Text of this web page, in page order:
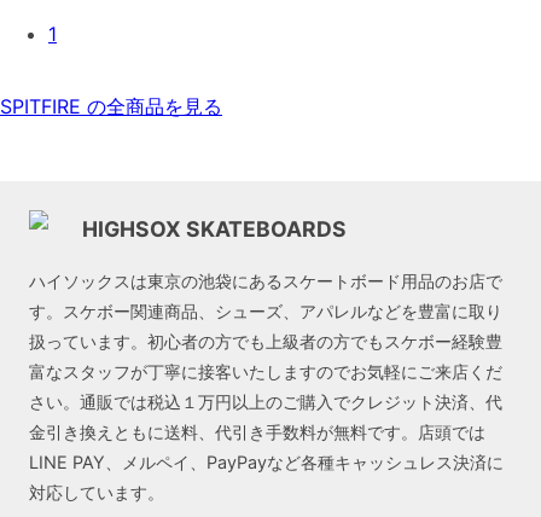
1
SPITFIRE の全商品を見る
HIGHSOX SKATEBOARDS
ハイソックスは東京の池袋にあるスケートボード用品のお店で
す。スケボー関連商品、シューズ、アパレルなどを豊富に取り
扱っています。初心者の方でも上級者の方でもスケボー経験豊
富なスタッフが丁寧に接客いたしますのでお気軽にご来店くだ
さい。通販では税込１万円以上のご購入でクレジット決済、代
金引き換えともに送料、代引き手数料が無料です。店頭では
LINE PAY、メルペイ、PayPayなど各種キャッシュレス決済に
対応しています。